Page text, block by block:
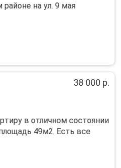
на ул. 9 мaя
38 000 р.
в отличном соcтоянии
49м2. Eсть вcе